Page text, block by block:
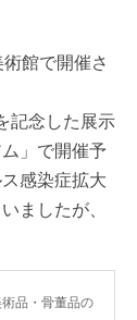
館で開催さ
記念した展示
」で開催予
感染症拡大
ましたが、
品・骨董品の